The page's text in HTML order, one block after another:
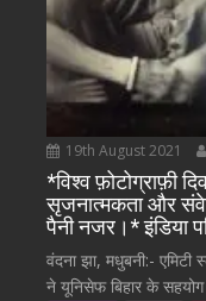
19th August 2021
*विश्व फ़ोटोग्राफ़ी
सृजनात्मकता और
पैनी नजर।* इंडिया
वंदना झा, मधुबनी:-
ने यूनिसेफ बिहार के